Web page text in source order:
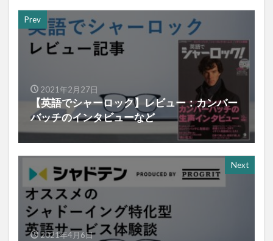
Prev
2021年2月27日
【英語でシャーロック】レビュー：カンバー
バッチのインタビューなど
Next
2021年4月6日